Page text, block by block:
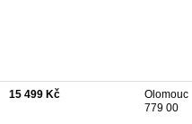
15 499 Kč
Olomouc
779 00